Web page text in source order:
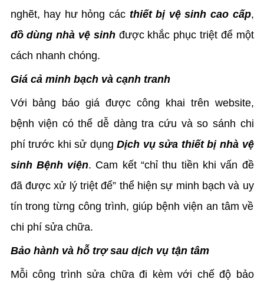
nghẽt, hay hư hỏng các thiết bị vệ sinh cao cấp,
đồ dùng nhà vệ sinhđược khắc phục triệt để một
cách nhanh chóng.
Giá cả minh bạch và cạnh tranh
Với bảng báo giá được công khai trên website,
bệnh viện có thể dễ dàng tra cứu và so sánh chi
phí trước khi sử dụngDịch vụ sửa thiết bị nhà vệ
sinh Bệnh viện. Cam kết “chỉ thu tiền khi vấn đề
đã được xử lý triệt để” thể hiện sự minh bạch và uy
tín trong từng công trình, giúp bệnh viện an tâm về
chi phí sửa chữa.
Bảo hành và hỗ trợ sau dịch vụ tận tâm
Mỗi công trình sửa chữa đi kèm với chế độ bảo